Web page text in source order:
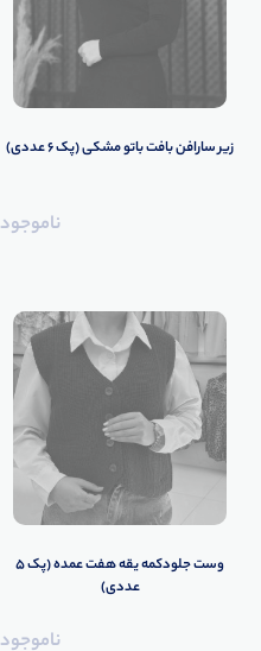
️زیر سارافن بافت باتو مشکی (پک 6 عددی)
ناموجود
وست جلودکمه یقه هفت عمده (پک 5
عددی)
ناموجود